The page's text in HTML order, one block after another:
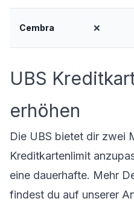
Cembra ❌
UBS
erhöhen
Die UBS bietet dir zwei
Kreditkartenlimit
eine dauerhafte. Mehr
findest du auf unserer